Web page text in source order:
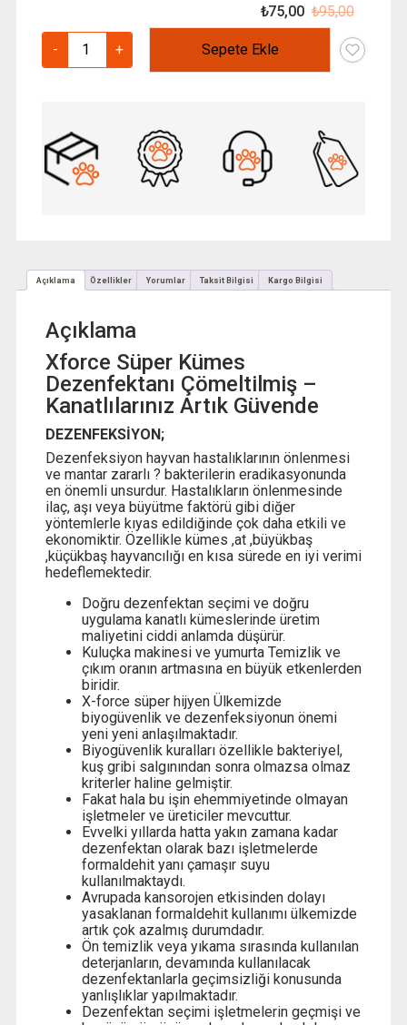
₺95,00
₺
₺75,00
fiyat:
-
Xforce
Kümes
+ Sepete Ekle
Açıklama Özellikler Yorumlar Taksit Bilgisi Kargo Bilgisi
Açıklama
Xforce Süper Kümes
Dezenfektanı Çömeltilmiş –
Kanatlılarınız Artık Güvende
DEZENFEKSİYON;
Dezenfeksiyon hayvan hastalıklarının önlenmesi
ve mantar zararlı ? bakterilerin eradikasyonunda
en önemli unsurdur. Hastalıkların önlenmesinde
ilaç, aşı veya büyütme faktörü gibi diğer
yöntemlerle kıyas edildiğinde çok daha etkili ve
ekonomiktir. Özellikle kümes ,at ,büyükbaş
,küçükbaş hayvancılığı en kısa sürede en iyi verimi
hedeflemektedir.
Doğru dezenfektan seçimi ve doğru
uygulama kanatlı kümeslerinde üretim
maliyetini ciddi anlamda düşürür.
Kuluçka makinesi ve yumurta Temizlik ve
çıkım oranın artmasına en büyük etkenlerden
biridir.
X-force süper hijyen Ülkemizde
biyogüvenlik ve dezenfeksiyonun önemi
yeni yeni anlaşılmaktadır.
Biyogüvenlik kuralları özellikle bakteriyel,
kuş gribi salgınından sonra olmazsa olmaz
kriterler haline gelmiştir.
Fakat hala bu işin ehemmiyetinde olmayan
işletmeler ve üreticiler mevcuttur.
Evvelki yıllarda hatta yakın zamana kadar
dezenfektan olarak bazı işletmelerde
formaldehit yanı çamaşır suyu
kullanılmaktaydı.
Avrupada kansorojen etkisinden dolayı
yasaklanan formaldehit kullanımı ülkemizde
artık çok azalmış durumdadır.
Ön temizlik veya yıkama sırasında kullanılan
deterjanların, devamında kullanılacak
dezenfektanlarla geçimsizliği konusunda
yanlışlıklar yapılmaktadır.
Dezenfektan seçimi işletmelerin geçmişi ve